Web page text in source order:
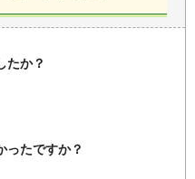
たか？
ったですか？